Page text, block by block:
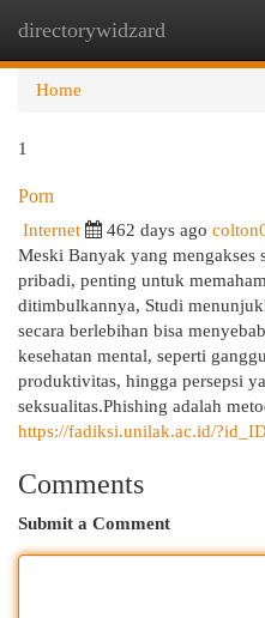
directorywidzard
Home
1
Porn
Internet 462 days ago
Meski Banyak yang
pribadi, penting untuk
ditimbulkannya, Studi
secara berlebihan bisa
kesehatan mental, seperti
produktivitas, hingga persepsi
seksualitas.Phishing adalah
https://fadiksi.unilak.ac.id/
Comments
Submit a Comment